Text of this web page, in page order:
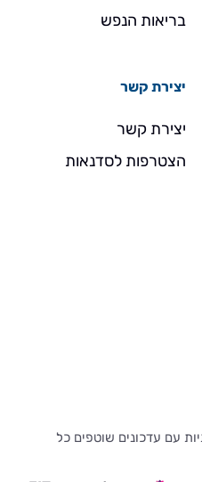
בריאות הנפש
יצירת קשר
יצירת קשר
הצטרפות לסדנאות
עם עדכונים שוטפים כל